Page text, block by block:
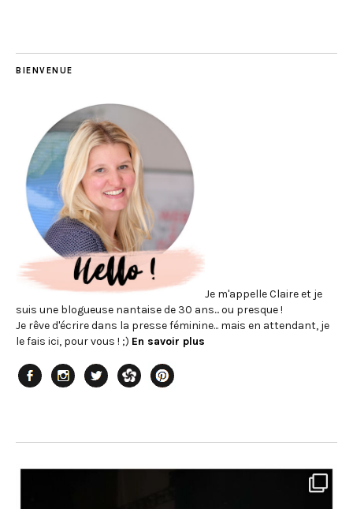
BIENVENUE
Je m'appelle Claire et je
suis une blogueuse nantaise de 30 ans... ou presque !
Je rêve d'écrire dans la presse féminine... mais en attendant, je
le fais ici, pour vous ! ;) En savoir plus